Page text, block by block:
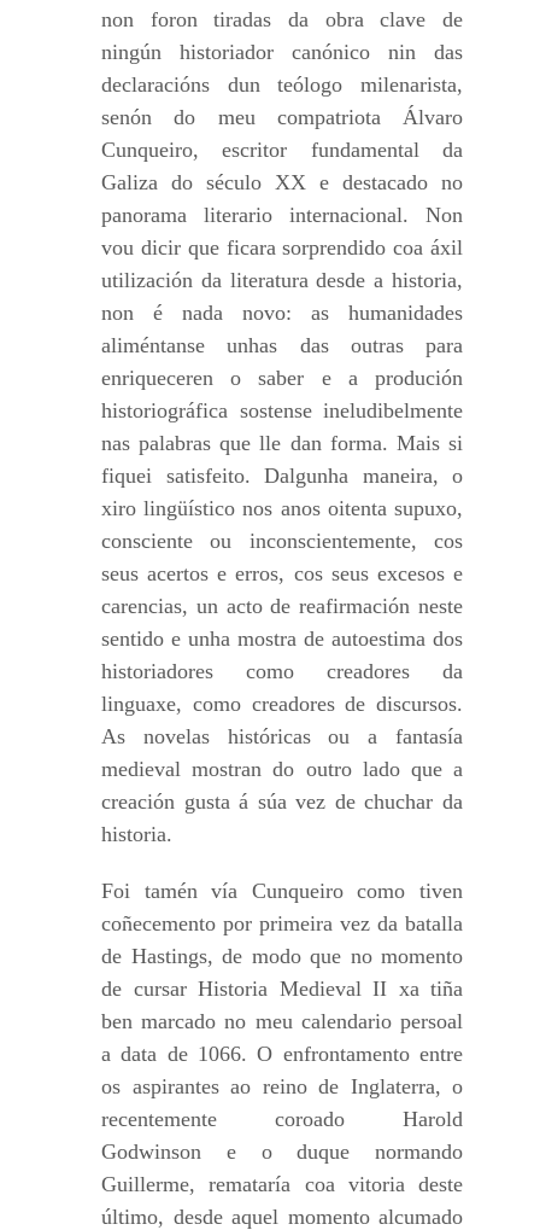
non foron tiradas da obra clave de
ningún historiador canónico nin das
declaracións dun teólogo milenarista,
senón do meu compatriota Álvaro
Cunqueiro, escritor fundamental da
Galiza do século XX e destacado no
panorama literario internacional. Non
vou dicir que ficara sorprendido coa áxil
utilización da literatura desde a historia,
non é nada novo: as humanidades
aliméntanse unhas das outras para
enriqueceren o saber e a produción
historiográfica sostense ineludibelmente
nas palabras que lle dan forma. Mais si
fiquei satisfeito. Dalgunha maneira, o
xiro lingüístico nos anos oitenta supuxo,
consciente ou inconscientemente, cos
seus acertos e erros, cos seus excesos e
carencias, un acto de reafirmación neste
sentido e unha mostra de autoestima dos
historiadores como creadores da
linguaxe, como creadores de discursos.
As novelas históricas ou a fantasía
medieval mostran do outro lado que a
creación gusta á súa vez de chuchar da
historia.
Foi tamén vía Cunqueiro como tiven
coñecemento por primeira vez da batalla
de Hastings, de modo que no momento
de cursar Historia Medieval II xa tiña
ben marcado no meu calendario persoal
a data de 1066. O enfrontamento entre
os aspirantes ao reino de Inglaterra, o
recentemente coroado Harold
Godwinson e o duque normando
Guillerme, remataría coa vitoria deste
último, desde aquel momento alcumado